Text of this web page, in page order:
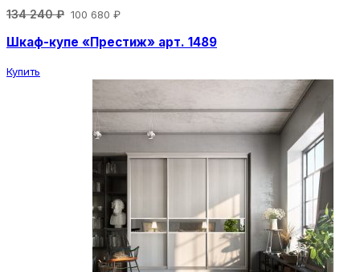
134 240 ₽ 100 680 ₽
Шкаф-купе «Престиж» арт. 1489
Купить